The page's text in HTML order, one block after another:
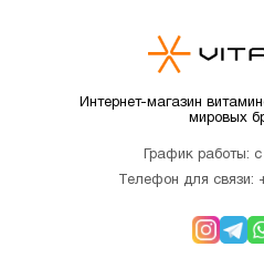
Интернет-магазин
мировых
График работы:
Телефон для связи: